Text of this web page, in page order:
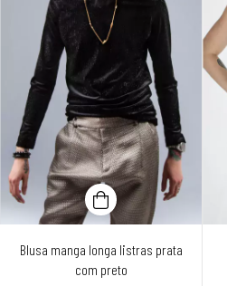
Blusa manga longa listras prata
com preto